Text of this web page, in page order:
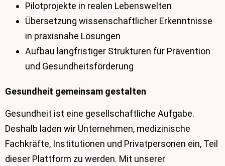
Pilotprojekte in realen Lebenswelten
Übersetzung wissenschaftlicher Erkenntnisse
in praxisnahe Lösungen
Aufbau langfristiger Strukturen für Prävention
und Gesundheitsförderung
Gesundheit gemeinsam gestalten
Gesundheit ist eine gesellschaftliche Aufgabe.
Deshalb laden wir Unternehmen, medizinische
Fachkräfte, Institutionen und Privatpersonen ein, Teil
dieser Plattform zu werden. Mit unserer